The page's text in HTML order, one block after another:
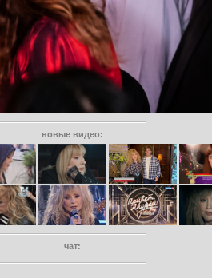
новые видео:
чат: